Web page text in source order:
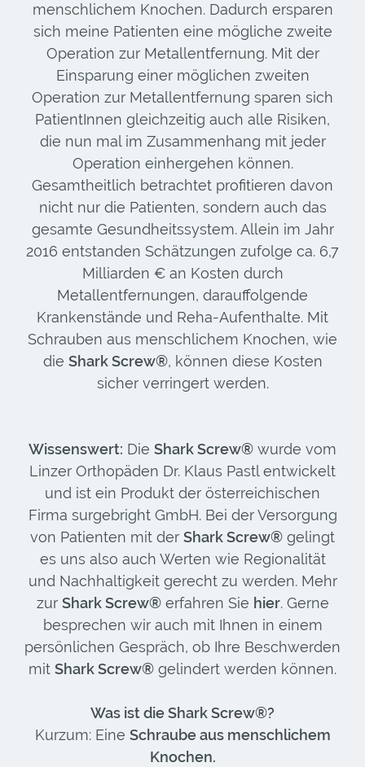
menschlichem Knochen. Dadurch ersparen
sich meine Patienten eine mögliche zweite
Operation zur Metallentfernung. Mit der
Einsparung einer möglichen zweiten
Operation zur Metallentfernung sparen sich
PatientInnen gleichzeitig auch alle Risiken,
die nun mal im Zusammenhang mit jeder
Operation einhergehen können.
Gesamtheitlich betrachtet profitieren davon
nicht nur die Patienten, sondern auch das
gesamte Gesundheitssystem. Allein im Jahr
2016 entstanden Schätzungen zufolge ca. 6,7
Milliarden € an Kosten durch
Metallentfernungen, darauffolgende
Krankenstände und Reha-Aufenthalte. Mit
Schrauben aus menschlichem Knochen, wie
die Shark Screw®, können diese Kosten
sicher verringert werden.
Wissenswert: Die Shark Screw® wurde vom
Linzer Orthopäden Dr. Klaus Pastl entwickelt
und ist ein Produkt der österreichischen
Firma surgebright GmbH. Bei der Versorgung
von Patienten mit der Shark Screw® gelingt
es uns also auch Werten wie Regionalität
und Nachhaltigkeit gerecht zu werden. Mehr
zur Shark Screw®erfahren Sie hier. Gerne
besprechen wir auch mit Ihnen in einem
persönlichen Gespräch, ob Ihre Beschwerden
mit Shark Screw® gelindert werden können.
Was ist die Shark Screw®?
Kurzum: Eine Schraube aus menschlichem
Knochen.